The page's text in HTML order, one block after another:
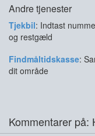
Andre tjenester
Tjekbil: Indtast
og restgæld
Findmåltidskasse:
dit område
Kommentarer på: